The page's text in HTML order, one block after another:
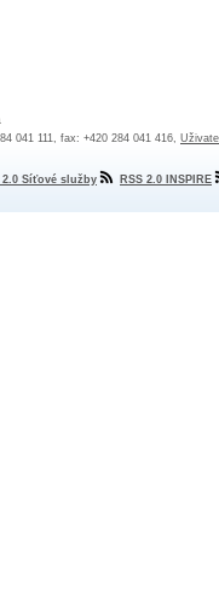
041 111, fax: +420 284 041 416,
2.0 Síťové služby RSS 2.0 INSPIRE